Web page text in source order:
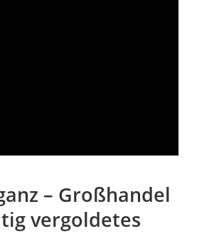
– Großhandel
vergoldetes